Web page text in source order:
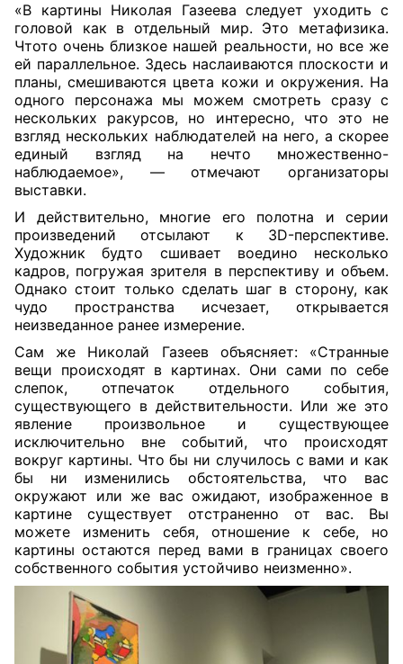
«В картины Николая Газеева следует уходить с
головой как в отдельный мир. Это метафизика.
Чтото очень близкое нашей реальности, но все же
ей параллельное. Здесь наслаиваются плоскости и
планы, смешиваются цвета кожи и окружения. На
одного персонажа мы можем смотреть сразу с
нескольких ракурсов, но интересно, что это не
взгляд нескольких наблюдателей на него, а скорее
единый взгляд на нечто множественно-
наблюдаемое», — отмечают организаторы
выставки.
И действительно, многие его полотна и серии
произведений отсылают к 3D-перспективе.
Художник будто сшивает воедино несколько
кадров, погружая зрителя в перспективу и объем.
Однако стоит только сделать шаг в сторону, как
чудо пространства исчезает, открывается
неизведанное ранее измерение.
Сам же Николай Газеев объясняет: «Странные
вещи происходят в картинах. Они сами по себе
слепок, отпечаток отдельного события,
существующего в действительности. Или же это
явление произвольное и существующее
исключительно вне событий, что происходят
вокруг картины. Что бы ни случилось с вами и как
бы ни изменились обстоятельства, что вас
окружают или же вас ожидают, изображенное в
картине существует отстраненно от вас. Вы
можете изменить себя, отношение к себе, но
картины остаются перед вами в границах своего
собственного события устойчиво неизменно».